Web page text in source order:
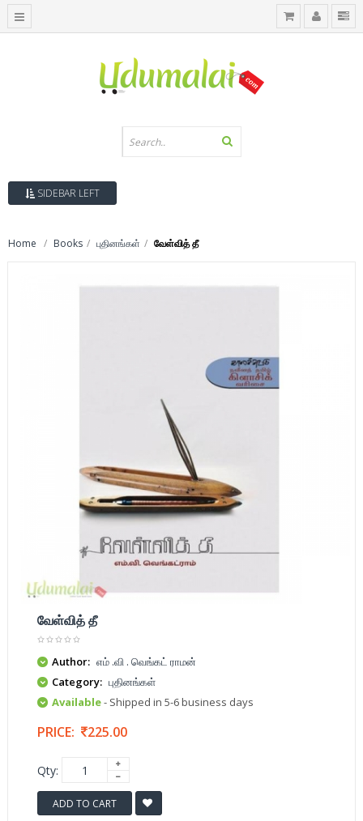
SIDEBAR LEFT
Home Books புதினங்கள் வேள்வித் தீ
வேள்வித் தீ
Author: எம் .வி . வெங்கட் ராமன்
Category: புதினங்கள்
Available- Shipped in 5-6 business days
PRICE: 225.00
Qty:
ADD TO CART